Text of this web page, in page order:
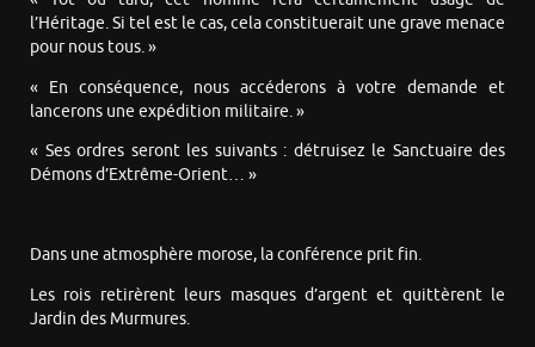
l’Héritage. Si tel est le cas, cela constituerait une grave menace
pour nous tous. »
« En conséquence, nous accéderons à votre demande et
lancerons une expédition militaire. »
« Ses ordres seront les suivants : détruisez le Sanctuaire des
Démons d’Extrême-Orient… »
Dans une atmosphère morose, la conférence prit fin.
Les rois retirèrent leurs masques d’argent et quittèrent le
Jardin des Murmures.